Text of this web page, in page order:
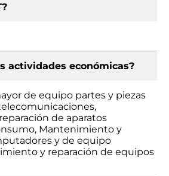
actividades económicas?
de equipo partes y piezas
de aparatos
Mantenimiento y
y de equipo
y reparación de equipos